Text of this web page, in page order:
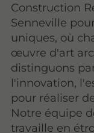
Construction
Senneville
uniques, où
œuvre d'art
distinguons
l'innovation,
pour réaliser
Notre équipe
travaille en